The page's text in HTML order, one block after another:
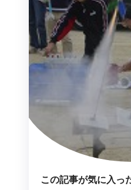
この記事が気に入っ